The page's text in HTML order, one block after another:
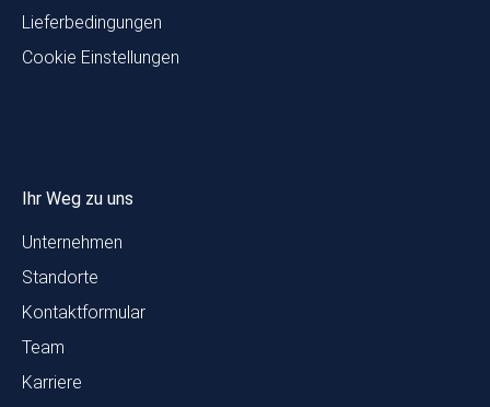
Lieferbedingungen
Cookie Einstellungen
Ihr Weg zu uns
Unternehmen
Standorte
Kontaktformular
Team
Karriere